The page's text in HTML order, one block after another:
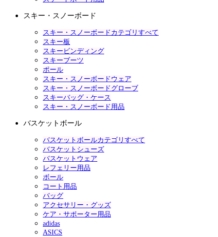
スキー・スノーボード
スキー・スノーボードカテゴリすべて
スキー板
スキービンディング
スキーブーツ
ポール
スキー・スノーボードウェア
スキー・スノーボードグローブ
スキーバッグ・ケース
スキー・スノーボード用品
バスケットボール
バスケットボールカテゴリすべて
バスケットシューズ
バスケットウェア
レフェリー用品
ボール
コート用品
バッグ
アクセサリー・グッズ
ケア・サポーター用品
adidas
ASICS